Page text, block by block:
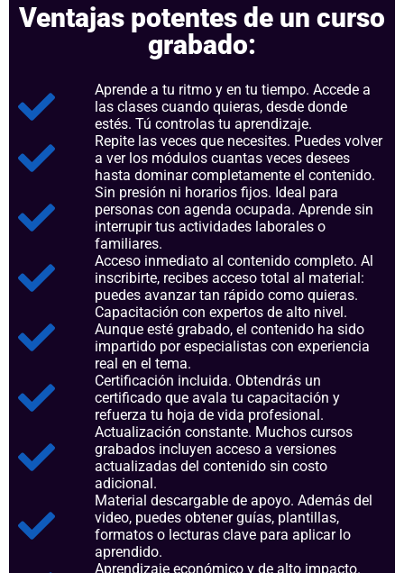
Ventajas potentes de un curso
grabado:
Aprende a tu ritmo y en tu tiempo. Accede a
las clases cuando quieras, desde donde
estés. Tú controlas tu aprendizaje.
Repite las veces que necesites. Puedes volver
a ver los módulos cuantas veces desees
hasta dominar completamente el contenido.
Sin presión ni horarios fijos. Ideal para
personas con agenda ocupada. Aprende sin
interrupir tus actividades laborales o
familiares.
Acceso inmediato al contenido completo. Al
inscribirte, recibes acceso total al material:
puedes avanzar tan rápido como quieras.
Capacitación con expertos de alto nivel.
Aunque esté grabado, el contenido ha sido
impartido por especialistas con experiencia
real en el tema.
Certificación incluida. Obtendrás un
certificado que avala tu capacitación y
refuerza tu hoja de vida profesional.
Actualización constante. Muchos cursos
grabados incluyen acceso a versiones
actualizadas del contenido sin costo
adicional.
Material descargable de apoyo. Además del
video, puedes obtener guías, plantillas,
formatos o lecturas clave para aplicar lo
aprendido.
Aprendizaje económico y de alto impacto.